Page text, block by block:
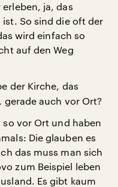
ja, das
So sind die oft der
wird einfach so
auf den Weg
der Kirche, das
auch vor Ort?
so vor Ort und haben
Die glauben es
das muss man sich
zum Beispiel leben
Es gibt kaum